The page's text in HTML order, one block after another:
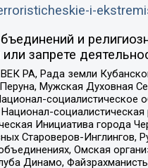
i-
и
запрете
РА, Рада земли
Мужская Духовная
Инициатива города
Староверов-
Омская
Динамо,